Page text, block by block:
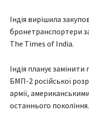
Індія вирішила
бронетранспортери
The Times of India.
Індія планує
БМП-2 російської
армії,
останнього покоління.